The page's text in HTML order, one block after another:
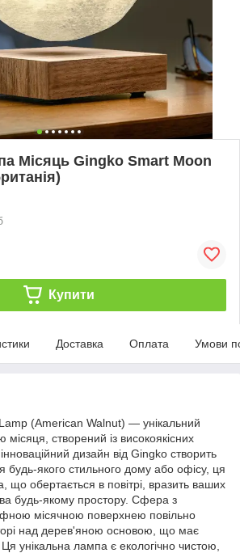
Місяць Gingko Smart Moon
Купити
Доставка Оплата Умови
(American Walnut) — унікальний
місяця, створений із високоякісних
інноваційний дизайн від Gingko створить
будь-якого стильного дому або офісу, ця
що обертається в повітрі, вразить ваших
будь-якому простору. Сфера з
місячною поверхнею повільно
над дерев'яною основою, що має
унікальна лампа є екологічно чистою,